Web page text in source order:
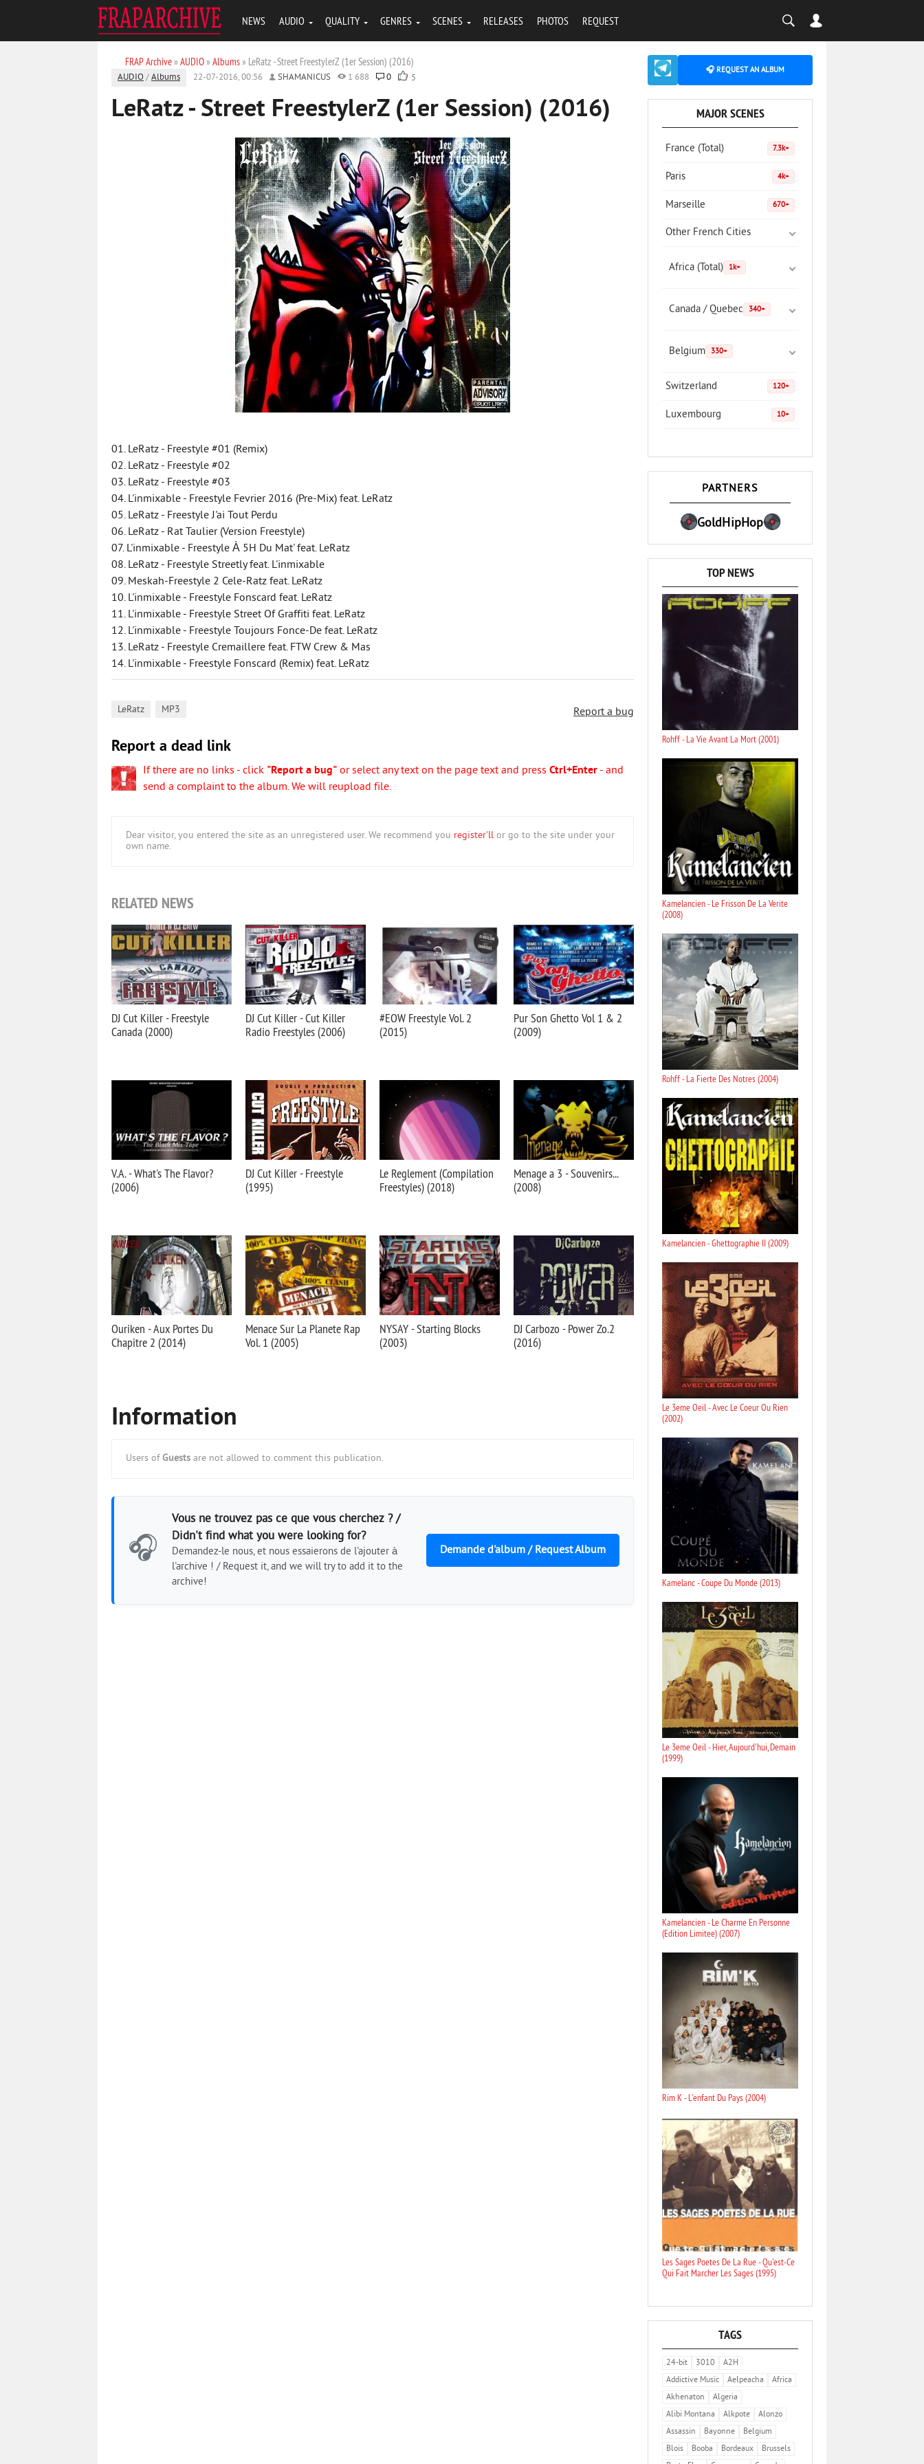
NEWS AUDIO QUALITY GENRES SCENES RELEASES PHOTOS REQUEST
FRAP Archive» AUDIO» Albums» LeRatz - Street FreestylerZ (1er Session) (2016)
AUDIO /Albums 22-07-2016, 00:56 SHAMANICUS 1 688 0 5
LeRatz - Street FreestylerZ (1er Session) (2016)
01. LeRatz - Freestyle #01 (Remix)
02. LeRatz - Freestyle #02
03. LeRatz - Freestyle #03
04. L'inmixable - Freestyle Fevrier 2016 (Pre-Mix) feat. LeRatz
05. LeRatz - Freestyle J'ai Tout Perdu
06. LeRatz - Rat Taulier (Version Freestyle)
07. L'inmixable - Freestyle À 5H Du Mat' feat. LeRatz
08. LeRatz - Freestyle Streetly feat. L'inmixable
09. Meskah-Freestyle 2 Cele-Ratz feat. LeRatz
10. L'inmixable - Freestyle Fonscard feat. LeRatz
11. L'inmixable - Freestyle Street Of Graffiti feat. LeRatz
12. L'inmixable - Freestyle Toujours Fonce-De feat. LeRatz
13. LeRatz - Freestyle Cremaillere feat. FTW Crew & Mas
14. L'inmixable - Freestyle Fonscard (Remix) feat. LeRatz
Report a bug
LeRatz MP3
Report a dead link
If there are no links - click "Report a bug" or select any text on the page text and press Ctrl+Enter - and
send a complaint to the album. We will reupload file.
Dear visitor, you entered the site as an unregistered user. We recommend you register'll or go to the site under your
own name.
RELATED NEWS
DJ Cut Killer - Freestyle
Canada (2000)
DJ Cut Killer - Cut Killer
Radio Freestyles (2006)
#EOW Freestyle Vol. 2
(2015)
Pur Son Ghetto Vol 1 & 2
(2009)
V.A. - What's The Flavor?
(2006)
DJ Cut Killer - Freestyle
(1995)
Le Reglement (Compilation
Freestyles) (2018)
Menage a 3 - Souvenirs...
(2008)
Ouriken - Aux Portes Du
Chapitre 2 (2014)
Menace Sur La Planete Rap
Vol. 1 (2005)
NYSAY - Starting Blocks
(2003)
DJ Carbozo - Power Zo.2
(2016)
Information
Users of Guests are not allowed to comment this publication.
🎧
Vous ne trouvez pas ce que vous cherchez ? /
Didn't find what you were looking for?
Demandez-le nous, et nous essaierons de l'ajouter à
l'archive ! / Request it, and we will try to add it to the
archive!
Demande d'album / Request Album
🎧 REQUEST AN ALBUM
MAJOR SCENES
France (Total) 7.3k+
Paris 4k+
Marseille 670+
Other French Cities
Africa (Total) 1k+
Canada / Quebec 340+
Belgium 330+
Switzerland 120+
Luxembourg 10+
PARTNERS
GoldHipHop
TOP NEWS
Rohff - La Vie Avant La Mort (2001)
Kamelancien - Le Frisson De La Verite
(2008)
Rohff - La Fierte Des Notres (2004)
Kamelancien - Ghettographie II (2009)
Le 3eme Oeil - Avec Le Coeur Ou Rien
(2002)
Kamelanc - Coupe Du Monde (2013)
Le 3eme Oeil - Hier, Aujourd'hui, Demain
(1999)
Kamelancien - Le Charme En Personne
(Edition Limitee) (2007)
Rim K - L'enfant Du Pays (2004)
Les Sages Poetes De La Rue - Qu'est-Ce
Qui Fait Marcher Les Sages (1995)
TAGS
24-bit 3010
A2H
Addictive Music
Aelpeacha
Africa
Akhenaton
Algeria
Alibi Montana
Alkpote
Alonzo
Assassin
Bayonne
Belgium
Blois
Booba Bordeaux
Brussels